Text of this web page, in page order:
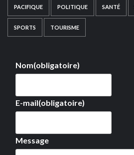
PACIFIQUE POLITIQUE SANTÉ
SPORTS TOURISME
Nom(obligatoire)
E-mail(obligatoire)
Message